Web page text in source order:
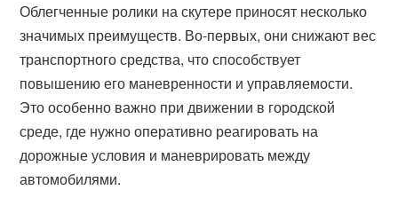
Облегченные ролики на скутере приносят несколько
значимых преимуществ. Во-первых, они снижают вес
транспортного средства, что способствует
повышению его маневренности и управляемости.
Это особенно важно при движении в городской
среде, где нужно оперативно реагировать на
дорожные условия и маневрировать между
автомобилями.